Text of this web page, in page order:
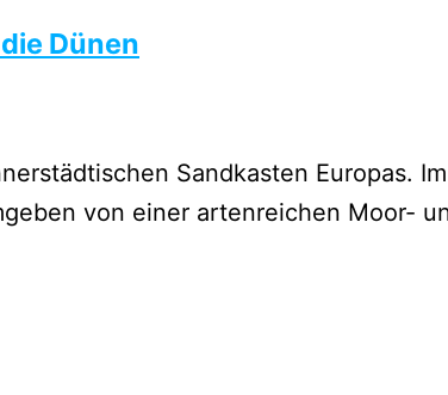
Dünen
Sandkasten Europas.
von einer artenreichen Moor-